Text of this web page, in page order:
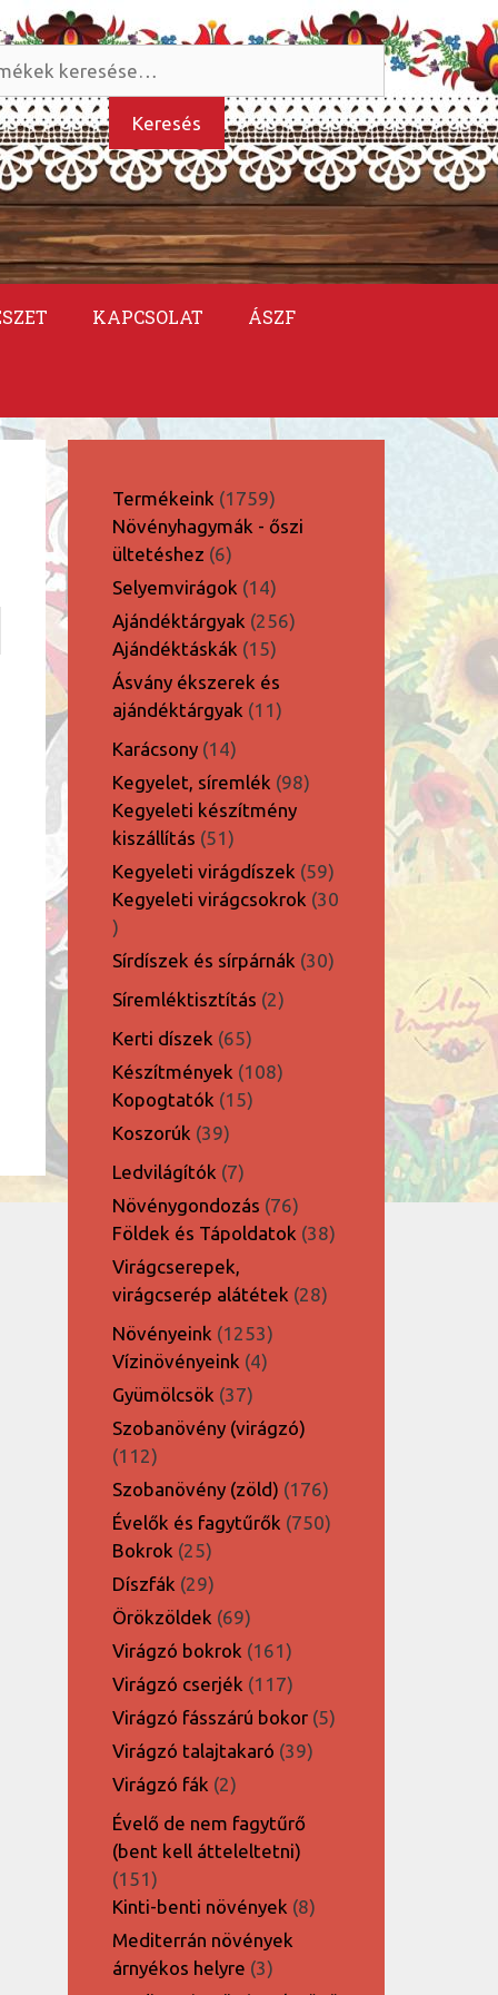
Keresés
KAPCSOLAT ÁSZF
Termékeink 17591759
termék
Növényhagymák - őszi
ültetéshez 66
termék
Selyemvirágok 1414
termék
Ajándéktárgyak 256256
Ajándéktáskák 1515
termék
Ásvány ékszerek és
ajándéktárgyak
1111
Karácsony 1414
termék
Kegyelet, síremlék 9898
Kegyeleti készítmény
kiszállítás 5151
termék
Kegyeleti virágdíszek 5959
termék
Kegyeleti virágcsokrok 30
30
termék
Sírdíszek és sírpárnák 3030
Síremléktisztítás 22
Kerti díszek 6565
termék
Készítmények 108108
Kopogtatók 1515
Koszorúk 3939
termék
Ledvilágítók 77
termék
Növénygondozás 7676
termék
Földek és Tápoldatok 3838
Virágcserepek,
virágcserép alátétek 2828
Növényeink 12531253
termék
Vízinövényeink 44
Gyümölcsök 3737
termék
Szobanövény (virágzó)
112112
termék
Szobanövény (zöld) 176176
termék
Évelők és fagytűrők 750750
Bokrok 2525
termék
Díszfák 2929
termék
Örökzöldek 6969
termék
Virágzó bokrok 161161
termék
Virágzó cserjék 117117
termék
Virágzó fásszárú bokor 55
Virágzó talajtakaró 3939
Virágzó fák 22
termék
Évelő de nem fagytűrő
(bent kell átteleltetni)
151151
termék
Kinti-benti növények 88
Mediterrán növények
árnyékos helyre 33